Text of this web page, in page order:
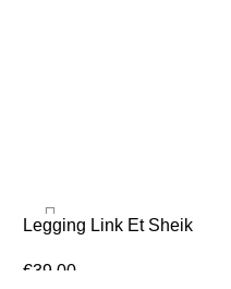
Legging Link Et Sheik
€39.00